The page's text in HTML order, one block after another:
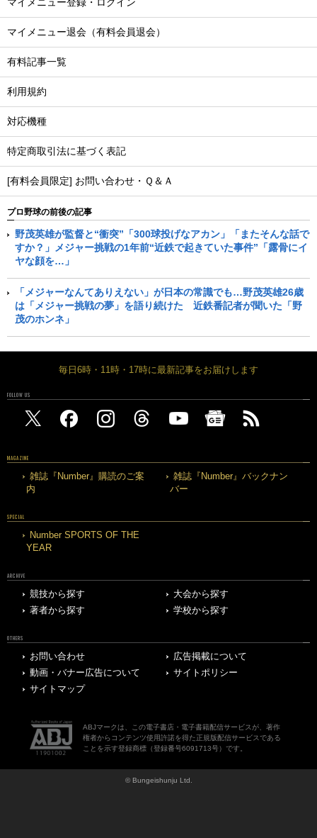
マイメニュー登録・ログイン
マイメニュー退会（有料会員退会）
有料記事一覧
利用規約
対応機種
特定商取引法に基づく表記
[有料会員限定] お問い合わせ・Ｑ＆Ａ
プロ野球の前後の記事
野茂英雄が監督と“衝突”「300球投げなアカン」「またそんな話で
すか？」メジャー挑戦の1年前“近鉄で起きていた事件”「露骨にイ
ヤな顔を…」
「メジャーなんてありえない」が日本の常識でも…野茂英雄26歳
は「メジャー挑戦の夢」を語り続けた 近鉄番記者が聞いた「野
茂のホンネ」
毎日6時・11時・17時に最新記事をお届けします
FOLLOW US
MAGAZINE
雑誌『Number』購読のご案
内
雑誌『Number』バックナン
バー
SPECIAL
Number SPORTS OF THE
YEAR
ARCHIVE
競技から探す
大会から探す
著者から探す
学校から探す
OTHERS
お問い合わせ
広告掲載について
動画・バナー広告について
サイトポリシー
サイトマップ
ABJマークは、この電子書店・電子書籍配信サービスが、著作
権者からコンテンツ使用許諾を得た正規版配信サービスである
ことを示す登録商標（登録番号6091713号）です。
© Bungeishunju Ltd.